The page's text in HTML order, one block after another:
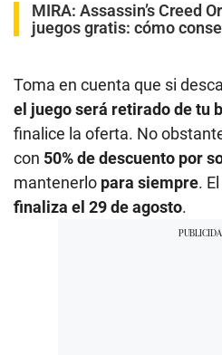
MIRA: Assassin’s Creed
juegos gratis: cómo
Toma en cuenta que si
el juego será retirado de tu
finalice la oferta. No
con 50% de descuento por
mantenerlo para siempre.
finaliza el 29 de agosto.